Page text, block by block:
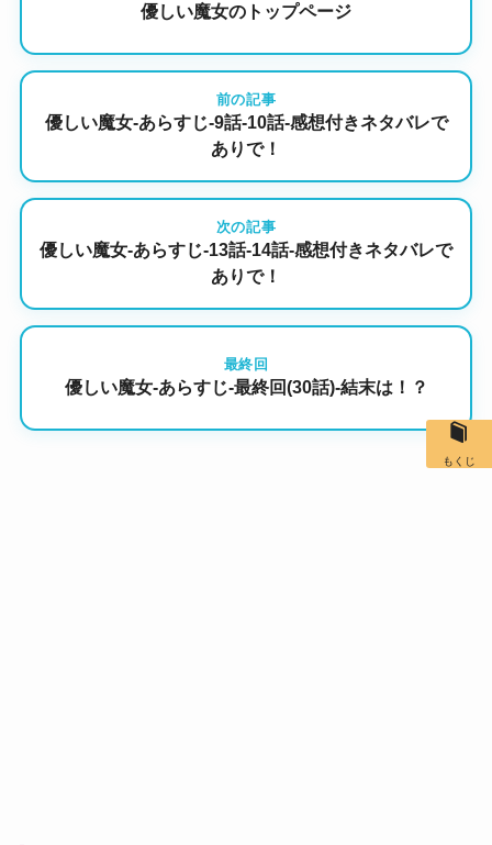
優しい魔女のトップページ
前の記事
優しい魔女-あらすじ-9話-10話-感想付きネタバレで
ありで！
次の記事
優しい魔女-あらすじ-13話-14話-感想付きネタバレで
ありで！
最終回
優しい魔女-あらすじ-最終回(30話)-結末は！？
もくじ